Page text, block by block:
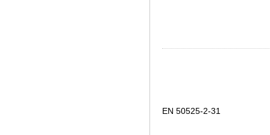
EN 50525-2-31